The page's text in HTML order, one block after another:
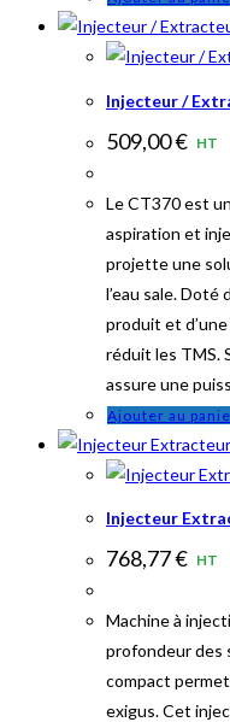
Injecteur /
509,00€ HT
Le CT370 est
aspiration et
projette une
l’eau sale. Doté
produit et
réduit les TMS.
assure une
Ajouter au
Injecteur
768,77€ HT
Machine à
profondeur des
compact
exigus. Cet